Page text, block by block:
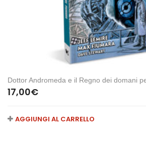
Dottor Andromeda e il Regno dei domani
17,00€
AGGIUNGI AL CARRELLO